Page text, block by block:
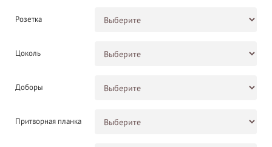
Розетка
Цоколь
Доборы
Притворная планка